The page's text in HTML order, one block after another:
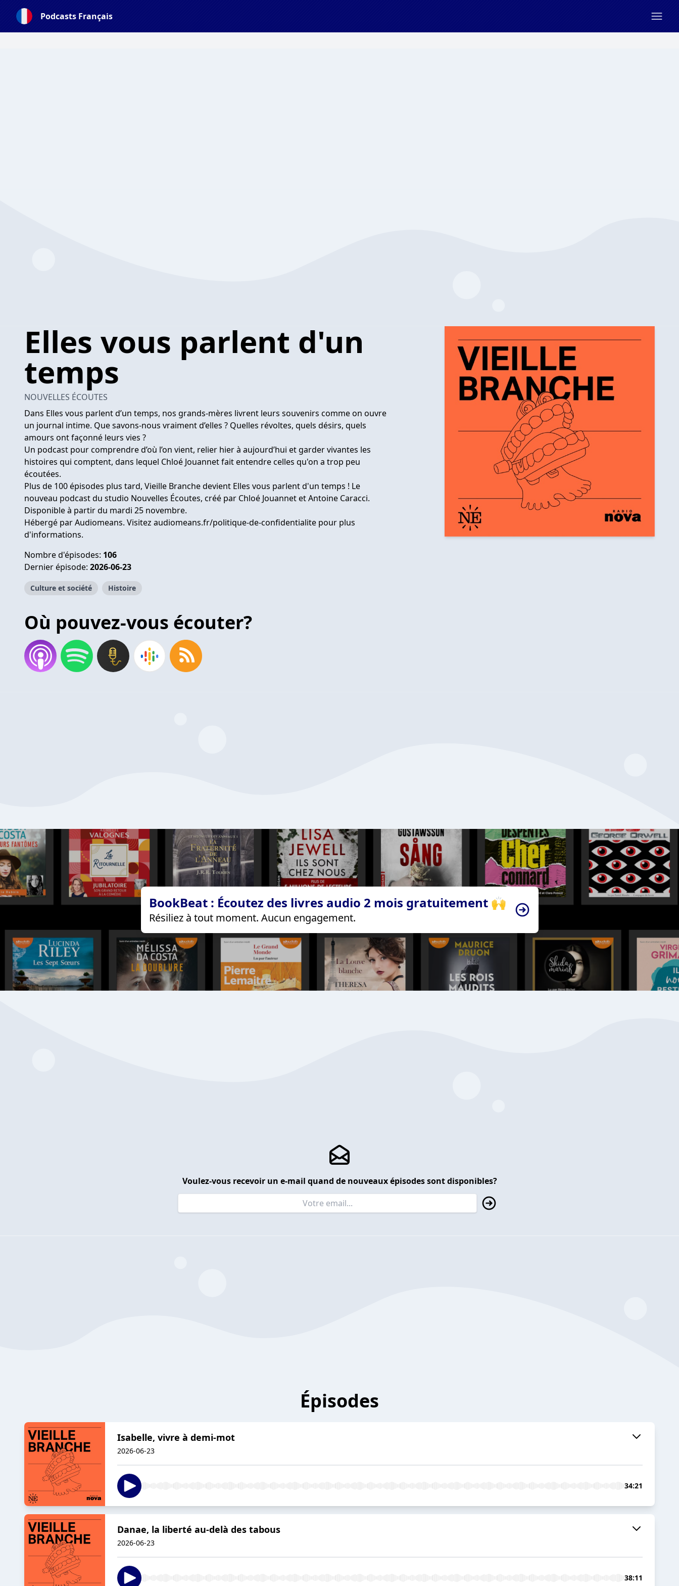
Podcasts Français
Elles vous parlent d'un
temps
NOUVELLES ÉCOUTES
Dans Elles vous parlent d’un temps, nos grands-mères livrent leurs souvenirs comme on ouvre
un journal intime. Que savons-nous vraiment d’elles ? Quelles révoltes, quels désirs, quels
amours ont façonné leurs vies ?
Un podcast pour comprendre d’où l’on vient, relier hier à aujourd’hui et garder vivantes les
histoires qui comptent, dans lequel Chloé Jouannet fait entendre celles qu'on a trop peu
écoutées.
Plus de 100 épisodes plus tard, Vieille Branche devient Elles vous parlent d'un temps ! Le
nouveau podcast du studio Nouvelles Écoutes, créé par Chloé Jouannet et Antoine Caracci.
Disponible à partir du mardi 25 novembre.
Hébergé par Audiomeans. Visitez audiomeans.fr/politique-de-confidentialite pour plus
d'informations.
Nombre d'épisodes: 106
Dernier épisode: 2026-06-23
Culture et société Histoire
Où pouvez-vous écouter?
BookBeat : Écoutez des livres audio 2 mois gratuitement 🙌
Résiliez à tout moment. Aucun engagement.
Voulez-vous recevoir un e-mail quand de nouveaux épisodes sont disponibles?
Épisodes
Isabelle, vivre à demi-mot
2026-06-23
34:21
Danae, la liberté au-delà des tabous
2026-06-23
38:11